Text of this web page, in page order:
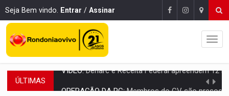
Seja Bem vindo. Entrar / Assinar
ÚLTIMAS Membros do CV são presos com armas e drogas